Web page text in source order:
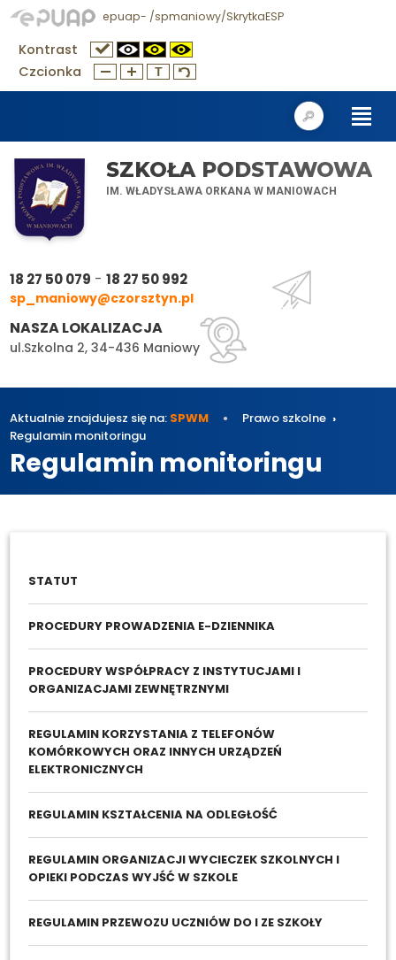
epuap- /spmaniowy/SkrytkaESP
Kontrast
Czcionka
SZKOŁA PODSTAWOWA
IM. WŁADYSŁAWA ORKANA W MANIOWACH
18 27 50 079 -18 27 50 992
sp_maniowy@czorsztyn.pl
NASZA LOKALIZACJA
ul.Szkolna 2, 34-436 Maniowy
Aktualnie znajdujesz się na: SPWM
Prawo szkolne
Regulamin monitoringu
Regulamin monitoringu
STATUT
PROCEDURY PROWADZENIA E-DZIENNIKA
PROCEDURY WSPÓŁPRACY Z INSTYTUCJAMI I
ORGANIZACJAMI ZEWNĘTRZNYMI
REGULAMIN KORZYSTANIA Z TELEFONÓW
KOMÓRKOWYCH ORAZ INNYCH URZĄDZEŃ
ELEKTRONICZNYCH
REGULAMIN KSZTAŁCENIA NA ODLEGŁOŚĆ
REGULAMIN ORGANIZACJI WYCIECZEK SZKOLNYCH I
OPIEKI PODCZAS WYJŚĆ W SZKOLE
REGULAMIN PRZEWOZU UCZNIÓW DO I ZE SZKOŁY